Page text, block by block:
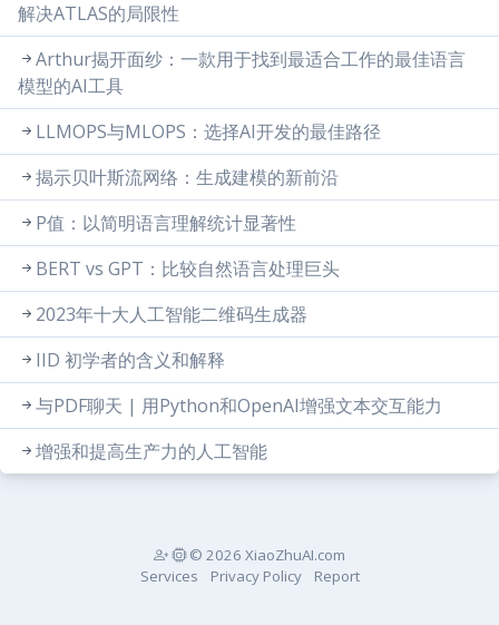
解决ATLAS的局限性
Arthur揭开面纱：一款用于找到最适合工作的最佳语言
模型的AI工具
LLMOPS与MLOPS：选择AI开发的最佳路径
揭示贝叶斯流网络：生成建模的新前沿
P值：以简明语言理解统计显著性
BERT vs GPT：比较自然语言处理巨头
2023年十大人工智能二维码生成器
IID 初学者的含义和解释
与PDF聊天 | 用Python和OpenAI增强文本交互能力
增强和提高生产力的人工智能
© 2026 XiaoZhuAI.com
Services
Privacy Policy Report